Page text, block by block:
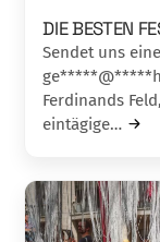
DIE BESTEN
Sendet uns
Ferdinands
eintägige…